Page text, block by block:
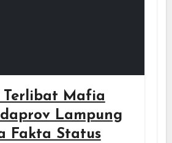
Terlibat Mafia
Lampung
Fakta Status